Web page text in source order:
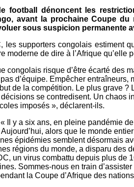
football dénoncent les
avant la prochaine Coupe
sous suspicion permanente
les supporters congolais estiment
moderne de dire à l’Afrique qu’elle
congolais risque d’être écarté des
d’équipe. Empêcher
de la compétition. Le plus grave
décisions se contredisent. Un chaos
imposés », déclarent-ils.
Il y a six ans, en pleine pandémie
alors que le monde
épidémies semblent désormais
régions du monde, a disparu des
un virus combattu depuis plus de
Sommes-nous en train
la Coupe d’Afrique des